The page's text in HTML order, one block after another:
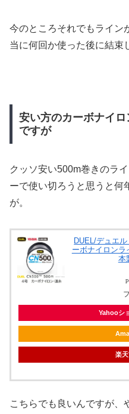
今のところそれでもライン
当に何回か使った後に結束
安い方のカーボナイ
ですが
クッソ安い500m巻きのラ
ーで使い切ろうと思うと何
が。
DUEL/デュエ
ーボナイロンラ
本
Yahooシ
楽
こちらでも良いんですが、